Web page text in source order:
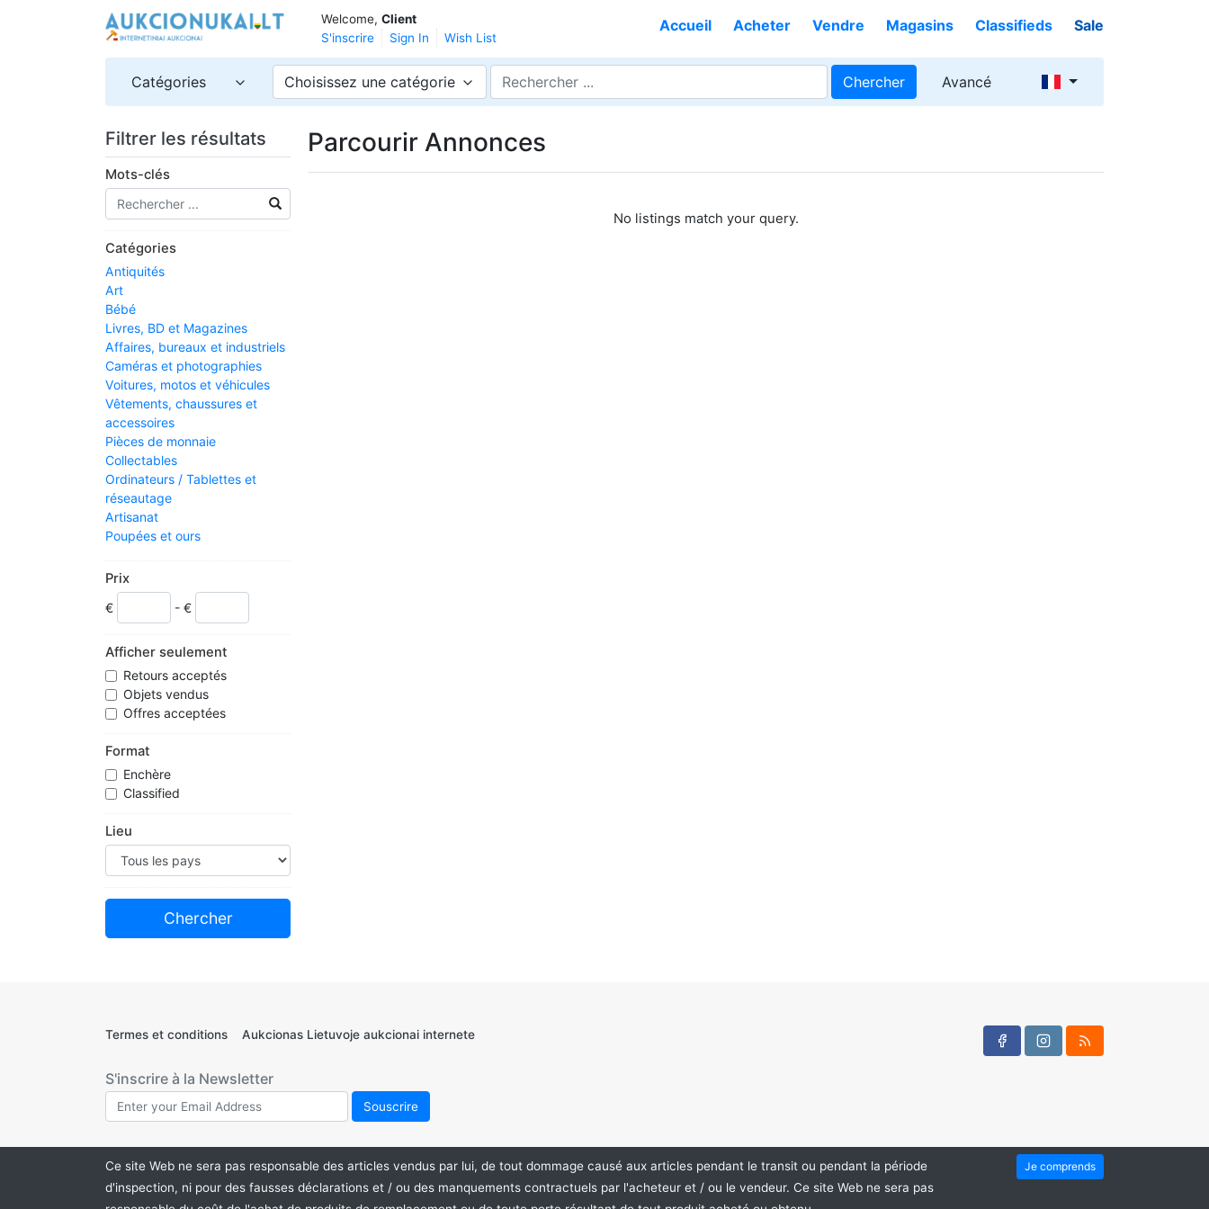
Welcome, Client
S'inscrire
Sign In Wish List
Accueil Acheter Vendre Magasins Classifieds Sale
Catégories Choisissez une catégorie Chercher Avancé
Filtrer les résultats
Mots-clés
Catégories
Antiquités
Art
Bébé
Livres, BD et Magazines
Affaires, bureaux et industriels
Caméras et photographies
Voitures, motos et véhicules
Vêtements, chaussures et
accessoires
Pièces de monnaie
Collectables
Ordinateurs / Tablettes et
réseautage
Artisanat
Poupées et ours
Billets d'événements
Jardin & Patio
Santé & Beauté
Accueil, meubles et bricolage
Bijoux et montres
Téléphones portables et
communication
La musique
Instruments de musique
Poterie, Porcelaine et Verre
Propriété
Articles de sport
Souvenirs sportifs
Timbres
Pièces et accessoires de
véhicules
Prix
€ - €
Afficher seulement
Retours acceptés
Objets vendus
Offres acceptées
Format
Enchère
Classified
Lieu
Parcourir Annonces
No listings match your query.
Termes et conditions Aukcionas Lietuvoje aukcionai internete
S'inscrire à la Newsletter
Aukcionukai.LT ©2024
Ce site Web ne sera pas responsable des articles vendus par lui, de tout dommage causé aux articles pendant le transit ou pendant la période
d'inspection, ni pour des fausses déclarations et / ou des manquements contractuels par l'acheteur et / ou le vendeur. Ce site Web ne sera pas
Je comprends